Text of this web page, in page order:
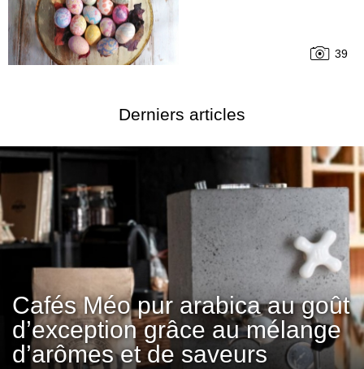
39
Derniers articles
Cafés Méo pur arabica au goût
d’exception grâce au mélange
d’arômes et de saveurs